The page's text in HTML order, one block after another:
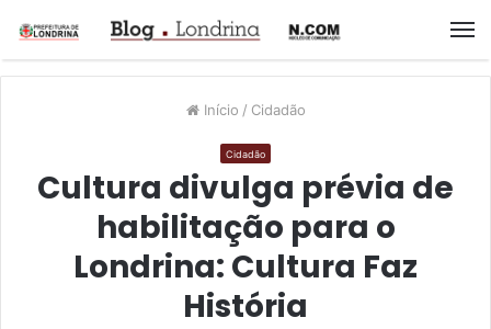
Início / Cidadão
Cidadão
Cultura divulga prévia de
habilitação para o
Londrina: Cultura Faz
História